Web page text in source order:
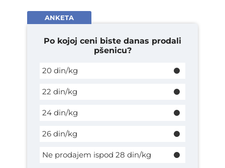
ANKETA
Po kojoj ceni biste danas prodali
pšenicu?
20 din/kg
22 din/kg
24 din/kg
26 din/kg
Ne prodajem ispod 28 din/kg